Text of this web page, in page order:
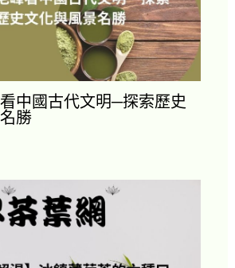
中國古代文明─探索歷史
勝